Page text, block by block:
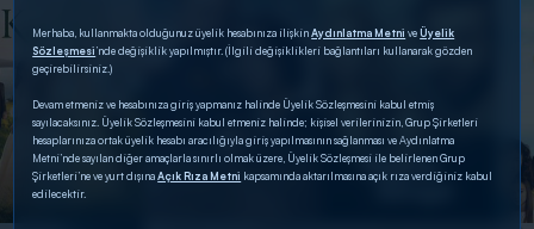
DİĞER SONUÇLAR
Merhaba, kullanmakta olduğunuz üyelik hesabınıza ilişkinAydınlatma Metni veÜyelik
Sözleşmesi’nde değişiklik yapılmıştır. (İlgili değişiklikleri bağlantıları kullanarak gözden
geçirebilirsiniz.)
Devam etmeniz ve hesabınıza giriş yapmanız halinde Üyelik Sözleşmesini kabul etmiş
sayılacaksınız. Üyelik Sözleşmesini kabul etmeniz halinde; kişisel verilerinizin, Grup Şirketleri
hesaplarınıza ortak üyelik hesabı aracılığıyla giriş yapılmasının sağlanması ve Aydınlatma
Metni’nde sayılan diğer amaçlarla sınırlı olmak üzere, Üyelik Sözleşmesi ile belirlenen Grup
Şirketleri’ne ve yurt dışınaAçık Rıza Metni kapsamında aktarılmasına açık rıza verdiğiniz kabul
edilecektir.